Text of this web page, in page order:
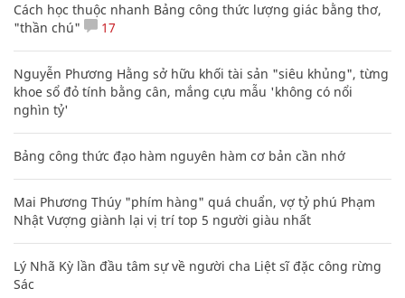
Cách học thuộc nhanh Bảng công thức lượng giác bằng thơ,
"thần chú"
17
Nguyễn Phương Hằng sở hữu khối tài sản "siêu khủng", từng
khoe sổ đỏ tính bằng cân, mắng cựu mẫu 'không có nổi
nghìn tỷ'
Bảng công thức đạo hàm nguyên hàm cơ bản cần nhớ
Mai Phương Thúy "phím hàng" quá chuẩn, vợ tỷ phú Phạm
Nhật Vượng giành lại vị trí top 5 người giàu nhất
Lý Nhã Kỳ lần đầu tâm sự về người cha Liệt sĩ đặc công rừng
Sác